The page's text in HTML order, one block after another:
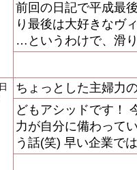
前回の日記で平成最
り最後は大好きなヴ
…というわけで、滑
ちょっとした主婦力
どもアシッドです！
力が自分に備わって
う話(笑) 早い企業で